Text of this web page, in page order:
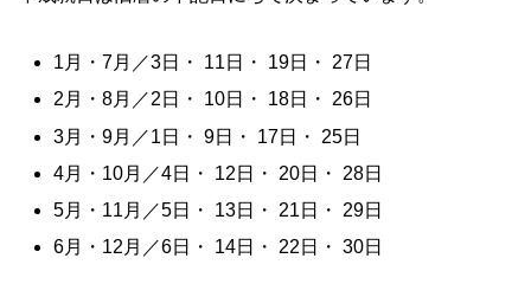
1月・7月／3日・ 11日・ 19日・ 27日
2月・8月／2日・ 10日・ 18日・ 26日
3月・9月／1日・ 9日・ 17日・ 25日
4月・10月／4日・ 12日・ 20日・ 28日
5月・11月／5日・ 13日・ 21日・ 29日
6月・12月／6日・ 14日・ 22日・ 30日